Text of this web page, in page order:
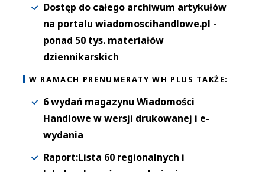
Dostęp do całego archiwum artykułów
na portalu wiadomoscihandlowe.pl -
ponad 50 tys. materiałów
dziennikarskich
W RAMACH PRENUMERATY WH PLUS TAKŻE:
6 wydań magazynu Wiadomości
Handlowe w wersji drukowanej i e-
wydania
Raport:Lista 60 regionalnych i